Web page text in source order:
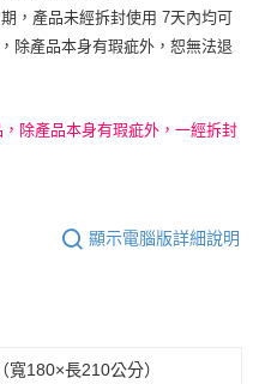
，產品未經拆封使用 7天內均可
除產品本身有瑕疵外，恕無法退
除產品本身有瑕疵外，一經拆封
顯示電腦版詳細說明
寬180×長210公分）